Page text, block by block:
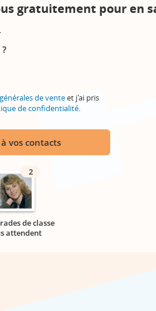
gratuitement pour en
de venteet j'ai pris
de confidentialité.
vos contacts
2
de classe
attendent